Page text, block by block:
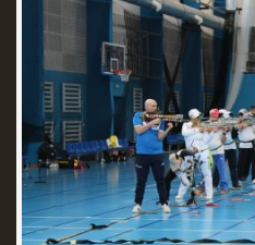
© 2026 eStránky.cz |WebSlice